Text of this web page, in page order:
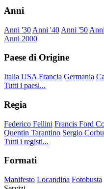
Anni
Anni '30 Anni '40 Anni '50
Anni 2000
Paese di Origine
Italia USA Francia Germania
Tutti i paesi...
Regia
Federico Fellini Francis Ford
Quentin Tarantino Sergio
Tutti i registi...
Formati
Manifesto Locandina Fotobusta